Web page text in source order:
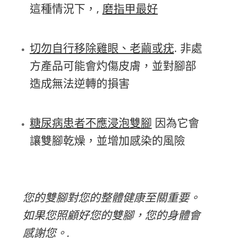
這種情況下，, 磨指甲最好
切勿自行移除雞眼、老繭或疣. 非處
方產品可能會灼傷皮膚，並對腳部
造成無法逆轉的損害
糖尿病患者不應浸泡雙腳 因為它會
讓雙腳乾燥，並增加感染的風險
您的雙腳對您的整體健康至關重要。
如果您照顧好您的雙腳，您的身體會
感謝您。.